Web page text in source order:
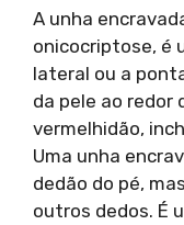
A unha
onicocriptose, é
lateral ou a
da pele ao redor
vermelhidão,
Uma unha
dedão do pé,
outros dedos. É